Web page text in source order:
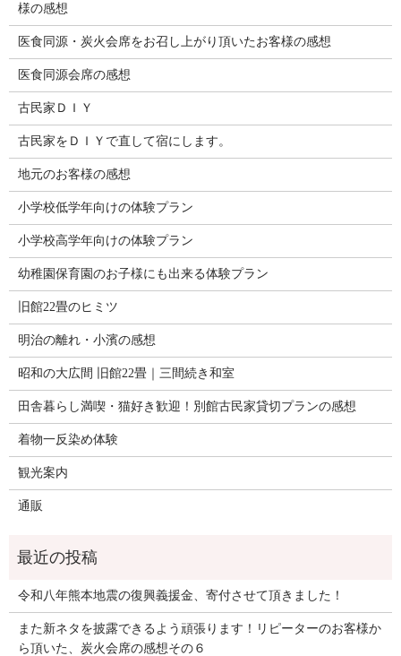
様の感想
医食同源・炭火会席をお召し上がり頂いたお客様の感想
医食同源会席の感想
古民家ＤＩＹ
古民家をＤＩＹで直して宿にします。
地元のお客様の感想
小学校低学年向けの体験プラン
小学校高学年向けの体験プラン
幼稚園保育園のお子様にも出来る体験プラン
旧館22畳のヒミツ
明治の離れ・小濱の感想
昭和の大広間 旧館22畳｜三間続き和室
田舎暮らし満喫・猫好き歓迎！別館古民家貸切プランの感想
着物一反染め体験
観光案内
通販
令和八年熊本地震の復興義援金、寄付させて頂きました！
また新ネタを披露できるよう頑張ります！リピーターのお客様か
ら頂いた、炭火会席の感想その６